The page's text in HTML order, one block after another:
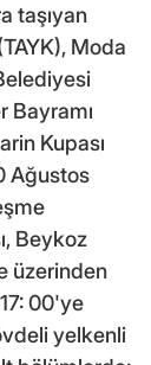
taşıyan
Moda
Bayramı
Kupası
Ağustos
Beykoz
üzerinden
00'ye
yelkenli